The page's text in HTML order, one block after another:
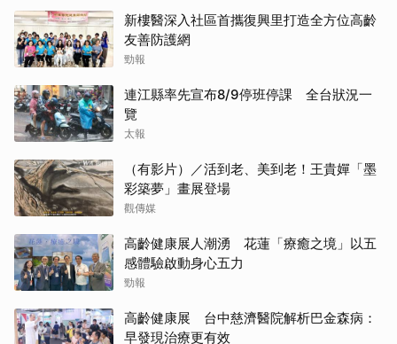
新樓醫深入社區首攜復興里打造全方位高齡
友善防護網
勁報
連江縣率先宣布8/9停班停課 全台狀況一
覽
太報
（有影片）／活到老、美到老！王貴嬋「墨
彩築夢」畫展登場
觀傳媒
高齡健康展人潮湧 花蓮「療癒之境」以五
感體驗啟動身心五力
勁報
高齡健康展 台中慈濟醫院解析巴金森病：
早發現治療更有效